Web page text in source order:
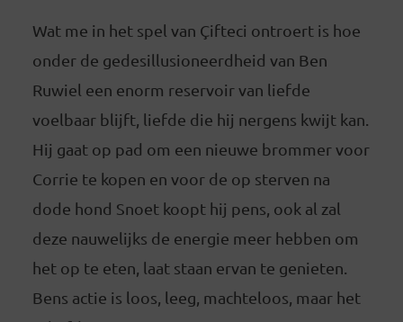
Wat me in het spel van Çifteci ontroert is hoe
onder de gedesillusioneerdheid van Ben
Ruwiel een enorm reservoir van liefde
voelbaar blijft, liefde die hij nergens kwijt kan.
Hij gaat op pad om een nieuwe brommer voor
Corrie te kopen en voor de op sterven na
dode hond Snoet koopt hij pens, ook al zal
deze nauwelijks de energie meer hebben om
het op te eten, laat staan ervan te genieten.
Bens actie is loos, leeg, machteloos, maar het